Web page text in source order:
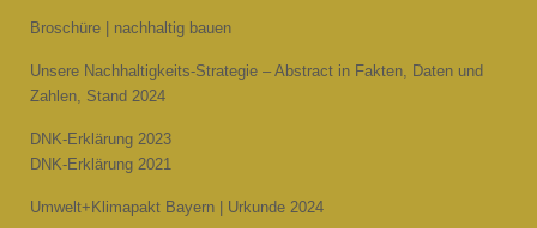
Broschüre | nachhaltig bauen
Unsere Nachhaltigkeits-Strategie – Abstract in Fakten, Daten und
Zahlen, Stand 2024
DNK-Erklärung 2023
DNK-Erklärung 2021
Umwelt+Klimapakt Bayern | Urkunde 2024